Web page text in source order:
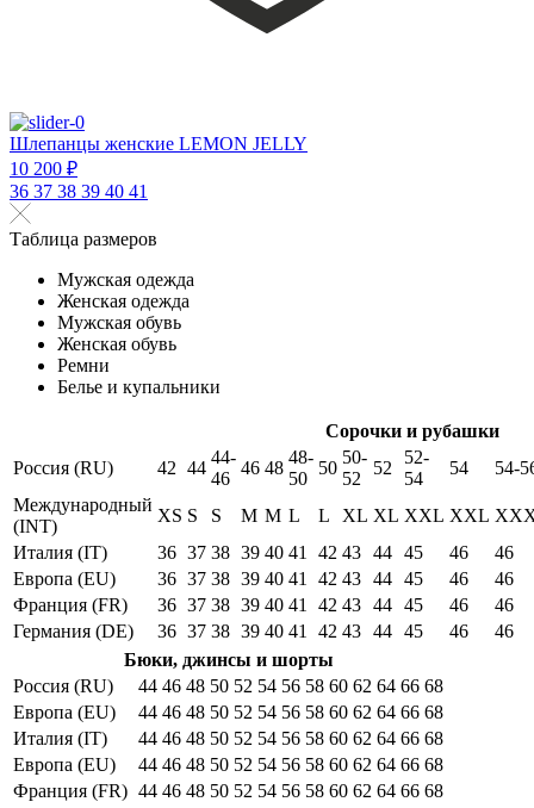
Шлепанцы женские LEMON JELLY
10 200 ₽
36 37 38 39 40 41
Таблица размеров
Мужская одежда
Женская одежда
Мужская обувь
Женская обувь
Ремни
Белье и купальники
Сорочки и рубашки
Россия (RU)
42 44
44-
46
46 48
48-
50
50
50-
52
52
52-
54
54
54-
Международный
(INT)
XS S S M M L L XL XL XXL XXL
Италия (IT)
36 37 38 39 40 41 42 43 44 45 46
46
Европа (EU)
36 37 38 39 40 41 42 43 44 45 46
46
Франция (FR)
36 37 38 39 40 41 42 43 44 45 46
46
Германия (DE)
36 37 38 39 40 41 42 43 44 45 46
46
Бюки, джинсы и шорты
Россия (RU)
44 46 48 50 52 54 56 58 60 62 64 66 68
Европа (EU)
44 46 48 50 52 54 56 58 60 62 64 66 68
Италия (IT)
44 46 48 50 52 54 56 58 60 62 64 66 68
Европа (EU)
44 46 48 50 52 54 56 58 60 62 64 66 68
Франция (FR) 44 46 48 50 52 54 56 58 60 62 64 66 68